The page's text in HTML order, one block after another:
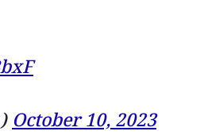
October 10, 2023